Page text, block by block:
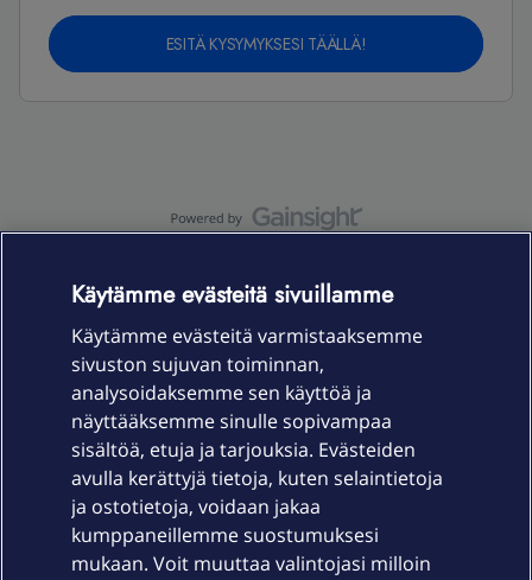
ESITÄ KYSYMYKSESI TÄÄLLÄ!
Laitteet & liittymät
Palvelut
Käytämme evästeitä sivuillamme
Käytämme evästeitä varmistaaksemme
sivuston sujuvan toiminnan,
analysoidaksemme sen käyttöä ja
näyttääksemme sinulle sopivampaa
sisältöä, etuja ja tarjouksia. Evästeiden
avulla kerättyjä tietoja, kuten selaintietoja
ja ostotietoja, voidaan jakaa
kumppaneillemme suostumuksesi
mukaan. Voit muuttaa valintojasi milloin